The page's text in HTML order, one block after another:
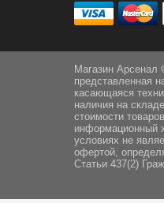
Магазин Арсенал
представленная
касающаяся
наличия на
стоимости
информационный
условиях не
офертой,
Статьи 437(2)